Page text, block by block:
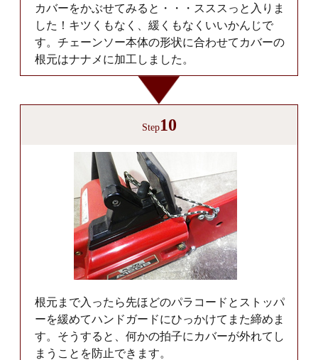
カバーをかぶせてみると・・・スススっと入りま
した！キツくもなく、緩くもなくいいかんじで
す。チェーンソー本体の形状に合わせてカバーの
根元はナナメに加工しました。
Step10
根元まで入ったら先ほどのパラコードとストッパ
ーを緩めてハンドガードにひっかけてまた締めま
す。そうすると、何かの拍子にカバーが外れてし
まうことを防止できます。